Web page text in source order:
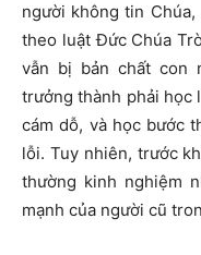
người không tin
theo luật Đức Chúa
vẫn bị bản chất con
trưởng thành phải học
cám dỗ, và học bước
lỗi. Tuy nhiên, trước
thường kinh nghiệm
mạnh của người cũ